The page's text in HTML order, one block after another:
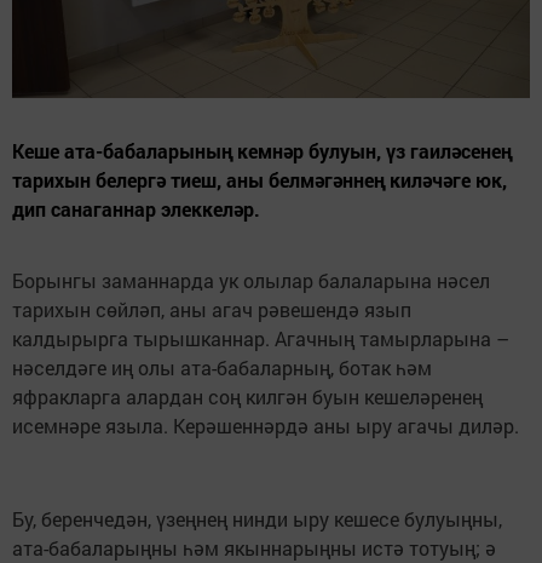
Кеше ата-бабаларының кемнәр булуын, үз гаиләсенең
тарихын белергә тиеш, аны белмәгәннең киләчәге юк,
дип санаганнар элеккеләр.
Борынгы заманнарда ук олылар балаларына нәсел
тарихын сөйләп, аны агач рәвешендә язып
калдырырга тырышканнар. Агачның тамырларына –
нәселдәге иң олы ата-бабаларның, ботак һәм
яфракларга алардан соң килгән буын кешеләренең
исемнәре языла. Керәшеннәрдә аны ыру агачы диләр.
Бу, беренчедән, үзеңнең нинди ыру кешесе булуыңны,
ата-бабаларыңны һәм якыннарыңны истә тотуың; ә